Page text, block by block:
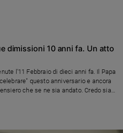
dimissioni 10 anni fa. Un atto
l'11 Febbraio di dieci anni fa. Il Papa
questo anniversario e ancora
che se ne sia andato. Credo sia
dottrina abbia capito l'individualismo